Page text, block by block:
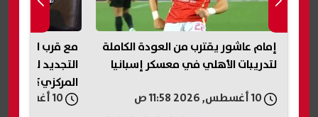
إمام عاشور يقترب من العودة الكاملة
لتدريبات الأهلي في معسكر إسبانيا
مع قرب انتهاء
التجديد لحسن
المركزي؟| عاجل